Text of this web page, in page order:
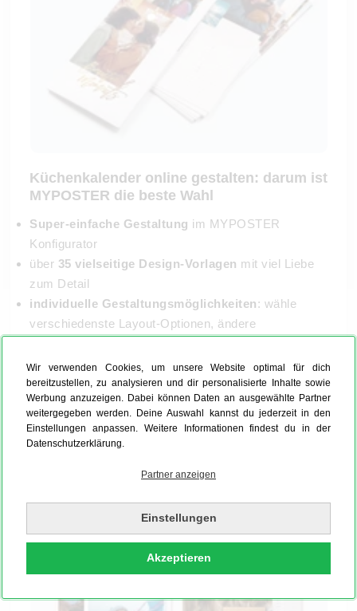
Wir verwenden Cookies, um unsere Website optimal für dich
bereitzustellen, zu analysieren und dir personalisierte Inhalte sowie
Werbung anzuzeigen. Dabei können Daten an ausgewählte Partner
weitergegeben werden. Deine Auswahl kannst du jederzeit in den
Einstellungen anpassen. Weitere Informationen findest du in der
Datenschutzerklärung.
Partner anzeigen
Einstellungen
Akzeptieren
Küchenkalender online gestalten: darum ist
MYPOSTER die beste Wahl
Super-einfache Gestaltung im MYPOSTER
Konfigurator
über 35 vielseitige Design-Vorlagen mit viel Liebe
zum Detail
individuelle Gestaltungsmöglichkeiten: wähle
verschiedenste Layout-Optionen, ändere
Texte & Glanz-Veredelungen hinzu
Startmonat frei wählbar
3 Premium-Papierqualitäten
hochwertiger Digitaldruck
Dein Foto Küchenkalender wird schnell geliefert - auf